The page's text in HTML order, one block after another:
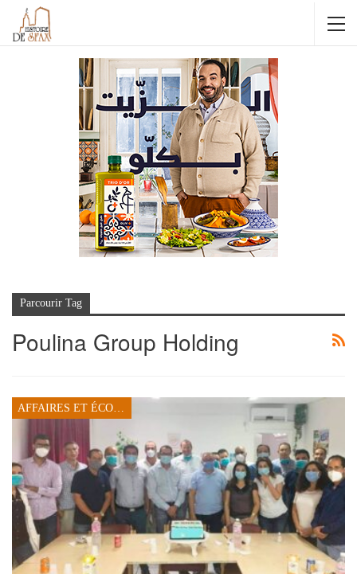
Parcourir Tag
Poulina Group Holding
AFFAIRES ET ÉCONOMIE